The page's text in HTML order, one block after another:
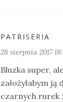
PATRISERIA
28 sierpnia 2017
Bluzka super,
założyłabym ją
czarnych rurek